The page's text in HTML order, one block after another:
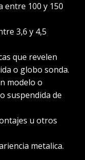
entre 100 y 150
3,6 y 4,5
que revelen
o globo sonda.
modelo o
suspendida de
u otros
metalica.